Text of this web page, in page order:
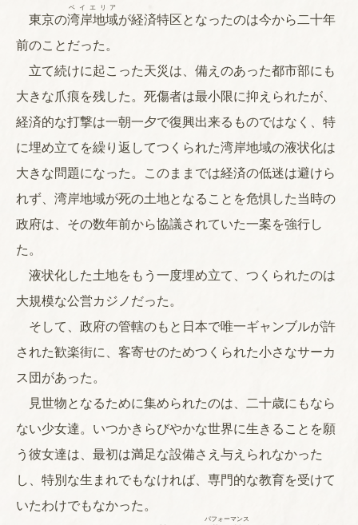
東京の湾岸地域
ベイエリア
が経済特区となったのは今から二十年
前のことだった。
立て続けに起こった天災は、備えのあった都市部にも
大きな爪痕を残した。死傷者は最小限に抑えられたが、
経済的な打撃は一朝一夕で復興出来るものではなく、特
に埋め立てを繰り返してつくられた湾岸地域の液状化は
大きな問題になった。このままでは経済の低迷は避けら
れず、湾岸地域が死の土地となることを危惧した当時の
政府は、その数年前から協議されていた一案を強行し
た。
液状化した土地をもう一度埋め立て、つくられたのは
大規模な公営カジノだった。
そして、政府の管轄のもと日本で唯一ギャンブルが許
された歓楽街に、客寄せのためつくられた小さなサーカ
ス団があった。
見世物となるために集められたのは、二十歳にもなら
ない少女達。いつかきらびやかな世界に生きることを願
う彼女達は、最初は満足な設備さえ与えられなかった
し、特別な生まれでもなければ、専門的な教育を受けて
いたわけでもなかった。
パフォーマンス